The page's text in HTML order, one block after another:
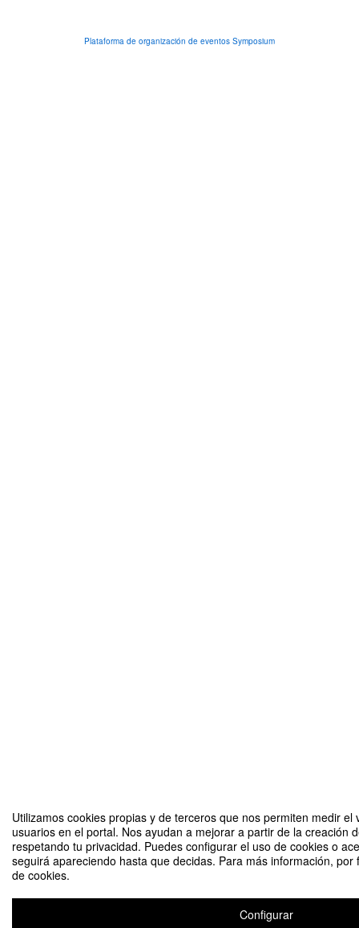
Utilizamos cookies propias y de terceros que nos permiten medir
usuarios en el portal. Nos ayudan a mejorar a partir de la creación
respetando tu privacidad. Puedes configurar el uso de cookies o
seguirá apareciendo hasta que decidas. Para más información,
de cookies.
Configurar
Plataforma de organización de eventos Symposium